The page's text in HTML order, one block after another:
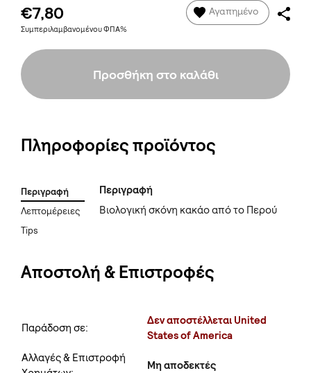
€7,80
Συμπεριλαμβανομένου ΦΠΑ%
Αγαπημένο
Προσθήκη στο καλάθι
Πληροφορίες προϊόντος
Περιγραφή
Λεπτομέρειες
Tips
Περιγραφή
Βιολογική σκόνη κακάο από το Περού
Αποστολή & Επιστροφές
Παράδοση σε:
Δεν αποστέλλεται United
States of America
Αλλαγές & Επιστροφή
Μη αποδεκτές